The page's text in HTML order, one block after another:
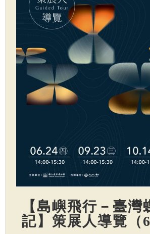
【島嶼飛行－臺灣
記】策展人導覽（